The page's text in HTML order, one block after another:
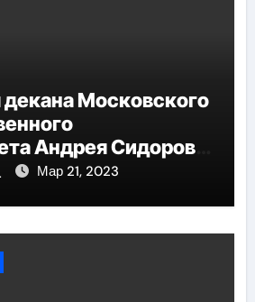
Московского
Андрея Сидорова
до руководителя
Мар 21, 2023